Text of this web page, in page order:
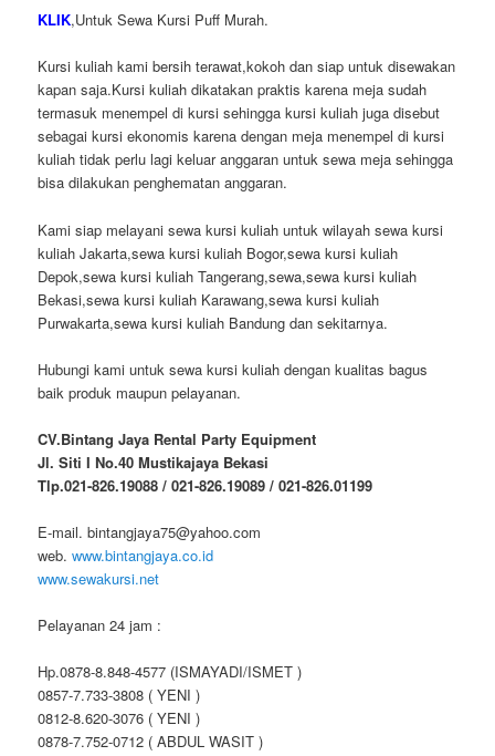
KLIK,Untuk Sewa Kursi Puff Murah.
Kursi kuliah kami bersih terawat,kokoh dan siap untuk disewakan
kapan saja.Kursi kuliah dikatakan praktis karena meja sudah
termasuk menempel di kursi sehingga kursi kuliah juga disebut
sebagai kursi ekonomis karena dengan meja menempel di kursi
kuliah tidak perlu lagi keluar anggaran untuk sewa meja sehingga
bisa dilakukan penghematan anggaran.
Kami siap melayani sewa kursi kuliah untuk wilayah sewa kursi
kuliah Jakarta,sewa kursi kuliah Bogor,sewa kursi kuliah
Depok,sewa kursi kuliah Tangerang,sewa,sewa kursi kuliah
Bekasi,sewa kursi kuliah Karawang,sewa kursi kuliah
Purwakarta,sewa kursi kuliah Bandung dan sekitarnya.
Hubungi kami untuk sewa kursi kuliah dengan kualitas bagus
baik produk maupun pelayanan.
CV.Bintang Jaya Rental Party Equipment
Jl. Siti I No.40 Mustikajaya Bekasi
Tlp.021-826.19088 / 021-826.19089 / 021-826.01199
E-mail. bintangjaya75@yahoo.com
web. www.bintangjaya.co.id
www.sewakursi.net
Pelayanan 24 jam :
Hp.0878-8.848-4577 (ISMAYADI/ISMET )
0857-7.733-3808 ( YENI )
0812-8.620-3076 ( YENI )
0878-7.752-0712 ( ABDUL WASIT )